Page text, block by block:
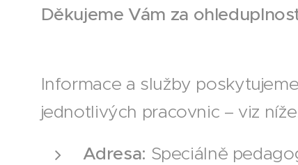
Děkujeme Vám za
Informace a služby
jednotlivých pracovnic – viz
Adresa: Speciálně